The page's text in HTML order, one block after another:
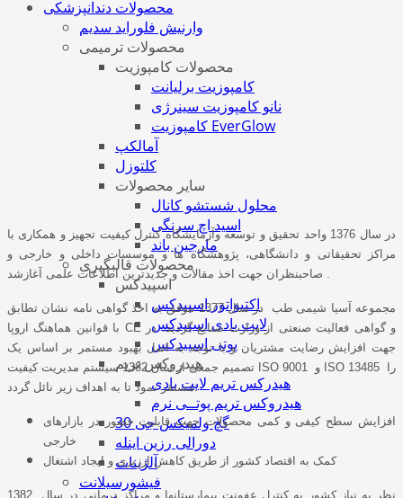
محصولات دندانپزشکی
وارنيش فلورايد سديم
محصولات ترمیمی
محصولات کامپوزیت
کامپوزیت برلیانت
نانو کامپوزیت سینرژی
کامپوزیت EverGlow
آمالكپ
کلتوزل
سایر محصولات
محلول شستشو کانال
اسید اچ سرنگی
مارجین باند
محصولات قالبگیری
اسپیدکس
اکتیواتور اسپیدکس
لایت بادی اسپیدکس
پوتی اسپیدکس
هيدروكس تريم
هيدركس تريم لايت بادی
هيدروكس تريم پوتــی نرم
گچ ولميكس جی 30
دورالی رزين اينله
آلژینات
فیشورسیلانت
در سال 1376 واحد تحقیق و توسعه وآزمایشگاه کنترل کیفیت تجهیز و همکاری با
مراکز تحقیقاتی و دانشگاهی، پژوهشگاه ها و موسسات داخلی و خارجی و
مجموعه آسیا شیمی طب در سال 1377 موفق به اخذ گواهی نامه نشان تطابق
با قوانین هماهنگ اروپا CE و گواهی فعالیت صنعتی از وزارت صنایع گردید. در
جهت افزایش رضایت مشتریان و با توجه به اصل بهبود مستمر بر اساس یک
تصمیم جمعی از سال 1382 سیستم مدیریت کیفیت ISO 9001 و ISO 13485 را
مستقر نمود تا به اهداف زیر نائل گردد:
افزایش سطح کیفی و کمی محصولات جهت قابلیت حضور در بازارهای
خارجی
کمک به اقتصاد کشور از طریق کاهش ارزبری و ایجاد اشتغال
نظر به نیاز کشور به کنترل عفونت بیمارستانها و مراکز درمانی در سال 1382